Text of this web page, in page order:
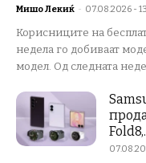
Мишо Лекиќ - 07.08.2026 -
Корисниците на
недела го добиваат
модел. Од следната